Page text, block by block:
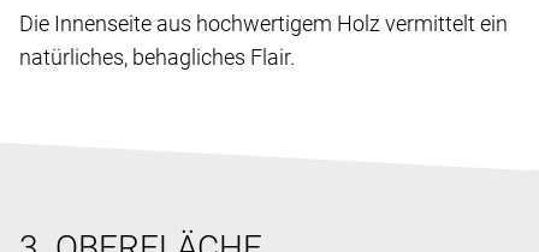
Die Innenseite aus hochwertigem Holz vermittelt ein
natürliches, behagliches Flair.